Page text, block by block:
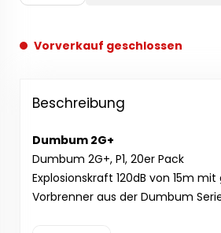
Vorverkauf geschlossen
Beschreibung
Dumbum 2G+
Dumbum 2G+, P1, 20er Pack
Explosionskraft 120dB von 15m
Vorbrenner aus der Dumbum